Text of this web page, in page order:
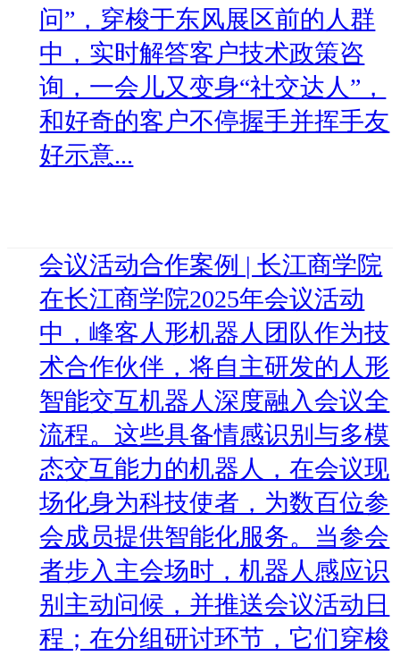
问”，穿梭于东风展区前的人群
中，实时解答客户技术政策咨
询，一会儿又变身“社交达人”，
和好奇的客户不停握手并挥手友
好示意...
会议活动合作案例 | 长江商学院
在长江商学院2025年会议活动
中，峰客人形机器人团队作为技
术合作伙伴，将自主研发的人形
智能交互机器人深度融入会议全
流程。这些具备情感识别与多模
态交互能力的机器人，在会议现
场化身为科技使者，为数百位参
会成员提供智能化服务。当参会
者步入主会场时，机器人感应识
别主动问候，并推送会议活动日
程；在分组研讨环节，它们穿梭